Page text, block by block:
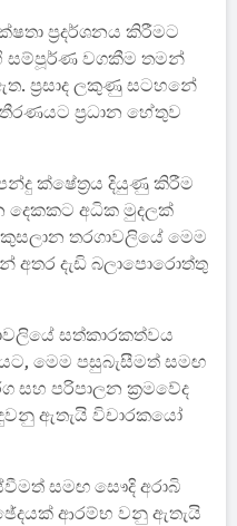
ප්‍රදර්ශනය කිරීමට
සම්පූර්ණ වගකීම තමන්
ප්‍රසාද ලකුණු සටහනේ
ප්‍රධාන හේතුව
ක්ෂේත්‍රය දියුණු කිරීම
දෙකකට අධික මුදලක්
තරගාවලියේ මෙම
අතර දැඩි බලාපොරොත්තු
සත්කාරකත්වය
මෙම පසුබැසීමත් සමඟ
සහ පරිපාලන ක්‍රමවේද
ඇතැයි විචාරකයෝ
සමඟ සෞදි අරාබි
ආරම්භ වනු ඇතැයි